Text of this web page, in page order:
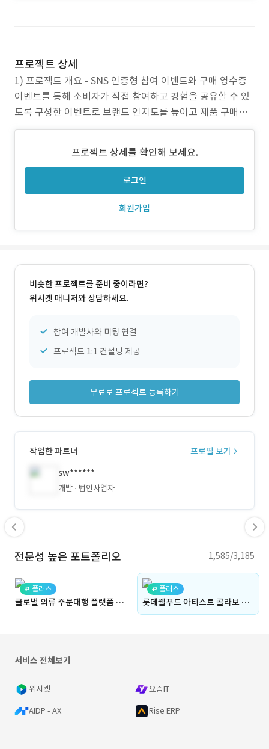
프로젝트 상세
1) 프로젝트 개요 - SNS 인증형 참여 이벤트와 구매 영수증
이벤트를 통해 소비자가 직접 참여하고 경험을 공유할 수 있
도록 구성한 이벤트로 브랜드 인지도를 높이고 제품 구매와
소비자 경험을 동시에 강화하도록 설계된 프로젝트 2) 작업
드 개발 - 관리자 페이지 구축 - 서버 환경 구성 3) 주요 업무 -
프로젝트 상세를 확인해 보세요.
로그인
회원가입
비슷한 프로젝트를 준비 중이라면?
위시켓 매니저와 상담하세요.
참여 개발사와 미팅 연결
프로젝트 1:1 컨설팅 제공
무료로 프로젝트 등록하기
작업한 파트너
프로필 보기
sw******
개발 법인사업자
전문성 높은 포트폴리오 1,585/3,185
플러스
글로벌 의류 주문대행 플랫폼 구축 (온라인 구매대행 플랫폼, 해외 구매대행, 주문, 결제 관리, 배송 관리, 대시보드, 권한 관리, 다국어 지원, Admin)
플러스
롯데웰푸드 아티스트 콜라보 이벤트 페이지 (이벤트 페이지 구축, 브랜드 프로모션, 참여형 이벤트, 이미지 커스텀, 실시간 관리, Admin)
서비스 전체보기
위시켓 요즘IT
AIDP - AX Rise ERP